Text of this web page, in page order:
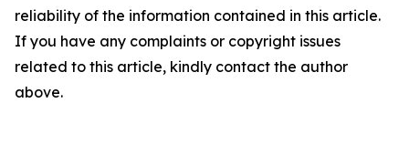
reliability of the information contained in this article.
If you have any complaints or copyright issues
related to this article, kindly contact the author
above.